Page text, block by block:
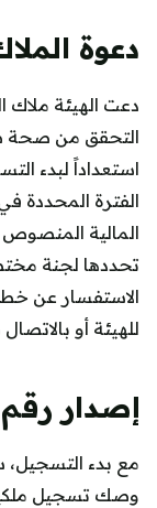
دعوة
دعت الهيئة ملاك
التحقق من صحة
استعداداً لبدء
الفترة المحددة
المالية المنصوص
تحددها لجنة
الاستفسار عن
للهيئة أو بالاتصال
إصدار
مع بدء
وصك تسجيل ملكية